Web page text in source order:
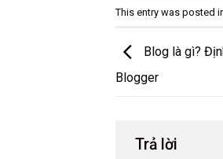
This entry was posted
Blog là gì?
Blogger
Trả lời